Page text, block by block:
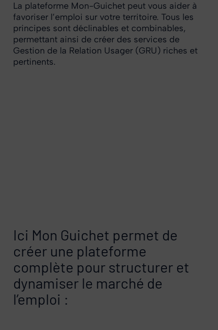
La plateforme Mon-Guichet peut vous aider à
favoriser l’emploi sur votre territoire. Tous les
principes sont déclinables et combinables,
permettant ainsi de créer des services de
Gestion de la Relation Usager (GRU) riches et
pertinents.
Ici Mon Guichet permet de
créer une plateforme
complète pour structurer et
dynamiser le marché de
l’emploi :